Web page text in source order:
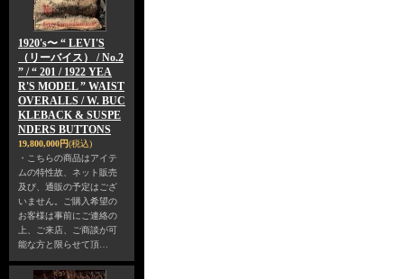
1920's〜 “ LEVI'S
（リーバイス） / No.2
” / “ 201 / 1922 YEA
R'S MODEL ” WAIST
OVERALLS / W. BUC
KLEBACK & SUSPE
NDERS BUTTONS
19,800,000円(税込)
・こちらの商品はアイテ
ムの特性故、ネット販売
及び、通販の予定はござ
いません。ご購入希望の
お客様は事前にご連絡の
上、ご来店、ご商談が可
能な方と限らせて頂…